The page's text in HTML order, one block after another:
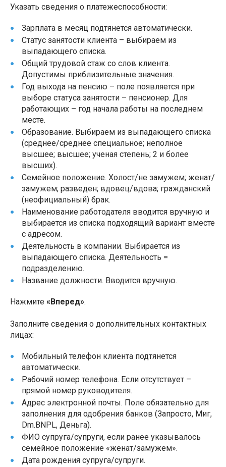
Указать сведения о платежеспособности:
Зарплата в месяц подтянется автоматически.
Статус занятости клиента – выбираем из
выпадающего списка.
Общий трудовой стаж со слов клиента.
Допустимы приблизительные значения.
Год выхода на пенсию – поле появляется при
выборе статуса занятости – пенсионер. Для
работающих – год начала работы на последнем
месте.
Образование. Выбираем из выпадающего списка
(среднее/среднее специальное; неполное
высшее; высшее; ученая степень; 2 и более
высших).
Семейное положение. Холост/не замужем; женат/
замужем; разведен; вдовец/вдова; гражданский
(неофициальный) брак.
Наименование работодателя вводится вручную и
выбирается из списка подходящий вариант вместе
с адресом.
Деятельность в компании. Выбирается из
выпадающего списка. Деятельность =
подразделению.
Название должности. Вводится вручную.
Нажмите «Вперед».
Заполните сведения о дополнительных контактных
лицах:
Мобильный телефон клиента подтянется
автоматически.
Рабочий номер телефона. Если отсутствует –
прямой номер руководителя.
Адрес электронной почты. Поле обязательно для
заполнения для одобрения банков (Запросто, Миг,
Dm.BNPL, Деньга).
ФИО супруга/супруги, если ранее указывалось
семейное положение «женат/замужем».
Дата рождения супруга/супруги.